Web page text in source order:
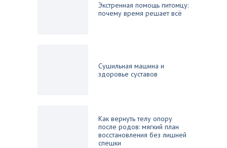
Экстренная помощь питомцу:
почему время решает всё
Сушильная машина и
здоровье суставов
Как вернуть телу опору
после родов: мягкий план
восстановления без лишней
спешки